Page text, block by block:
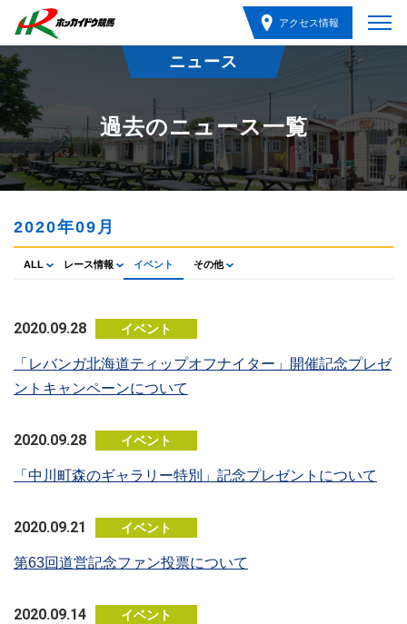
アクセス情報
ニュース
過去のニュース一覧
2020年09月
ALL レース情報 イベント その他
2020.09.28 イベント
「レバンガ北海道ティップオフナイター」開催記念プレゼ
ントキャンペーンについて
2020.09.28 イベント
「中川町森のギャラリー特別」記念プレゼントについて
2020.09.21 イベント
第63回道営記念ファン投票について
2020.09.14 イベント